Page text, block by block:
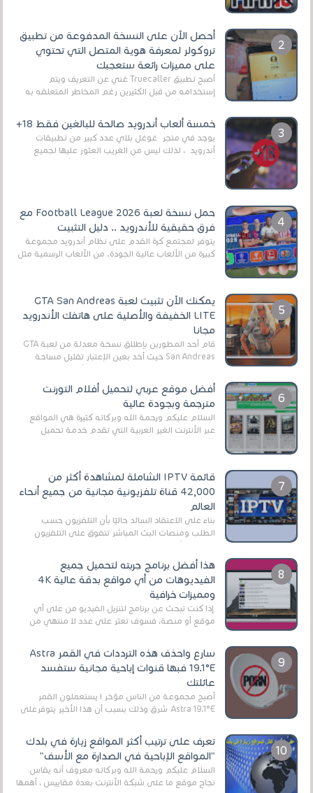
أحصل الآن على النسخة المدفوعة من تطبيق
تروكولر لمعرفة هوية المتصل التي تحتوي
على مميزات رائعة ستعجبك
أصبح تطبيق Truecaller غني عن التعريف ويتم
إستخدامه من قبل الكثيرين رغم المخاطر المتعلقه به
خمسة ألعاب أندرويد صالحة للبالغين فقط 18+
يوجد في متجر غوغل بلاي عدد كبير من تطبيقات
أندرويد ، لذلك ليس من الغريب العثور عليها لجميع
حمل نسخة لعبة Football League 2026 مع
فرق حقيقية للأندرويد .. دليل التثبيت
يتوفر لمجتمع كرة القدم على نظام أندرويد مجموعة
كبيرة من الألعاب عالية الجودة. من الألعاب الرسمية مثل
يمكنك الآن تثبيت لعبة GTA San Andreas
LITE الخفيفة والأصلية على هاتفك الأندرويد
مجانا
قام أحد المطورين بإطلاق نسخة معدلة من لعبة GTA
San Andreas حيث أخد بعين الإعتبار تقليل مساحة
أفضل موقع عربي لتحميل أفلام التورنت
مترجمة وبجودة عالية
السلام عليكم ورحمة الله وبركاته كثيرة هي المواقع
عبر الأنترنت الغير العربية التي تقدم خدمة تحميل
الأفلام على التورنت ، ومعظم هذه المواقع ل...
قائمة IPTV الشاملة لمشاهدة أكثر من
42,000 قناة تلفزيونية مجانية من جميع أنحاء
العالم
بناءً على الاعتقاد السائد حاليًا بأن التلفزيون حسب
الطلب ومنصات البث المباشر تتفوق على التلفزيون
الرقمي الأرضي التقليدي، يُعدّ IPTV-org خيار...
هذا أفضل برنامج جربته لتحميل جميع
الفيديوهات من أي مواقع بدقة عالية 4K
ومميزات خرافية
إذا كنت تبحث عن برنامج لتنزيل الفيديو من على أي
موقع أو منصة، فسوف تعثر على عدد لا منتهي من
سارع واحذف هذه الترددات في القمر Astra
19.1°E فبها قنوات إباحية مجانية ستفسد
عائلتك
أصبح مجموعة من الناس مؤخر ا يستعملون القمر
Astra 19.1°E شرق وذلك بسبب أن هذا الأخير يتوفرعلى
تعرف على ترتيب أكثر المواقع زيارة في بلدك
"المواقع الإباحية في الصدارة مع الأسف"
السلام عليكم ورحمة الله وبركاته معروف أنه يقاس
نجاح موقع ما على شبكة الأنترنت بعدة مقاييس ، أهمها